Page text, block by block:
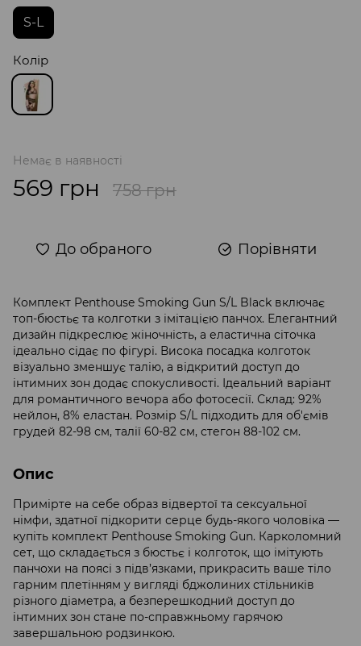
S-L
Колір
Немає в наявності
569 грн 758 грн
До обраного Порівняти
Комплект Penthouse Smoking Gun S/L Black включає
топ-бюстьє та колготки з імітацією панчох. Елегантний
дизайн підкреслює жіночність, а еластична сіточка
ідеально сідає по фігурі. Висока посадка колготок
візуально зменшує талію, а відкритий доступ до
інтимних зон додає спокусливості. Ідеальний варіант
для романтичного вечора або фотосесії. Склад: 92%
нейлон, 8% еластан. Розмір S/L підходить для об'ємів
грудей 82-98 см, талії 60-82 см, стегон 88-102 см.
Опис
Примірте на себе образ відвертої та сексуальної
німфи, здатної підкорити серце будь-якого чоловіка —
купіть комплект Penthouse Smoking Gun. Карколомний
сет, що складається з бюстьє і колготок, що імітують
панчохи на поясі з підв’язками, прикрасить ваше тіло
гарним плетінням у вигляді бджолиних стільників
різного діаметра, а безперешкодний доступ до
інтимних зон стане по-справжньому гарячою
завершальною родзинкою.